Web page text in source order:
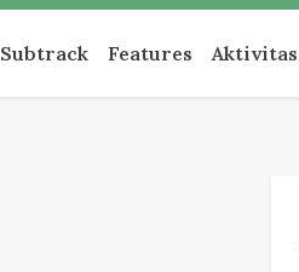
Subtrack Features Aktivitas